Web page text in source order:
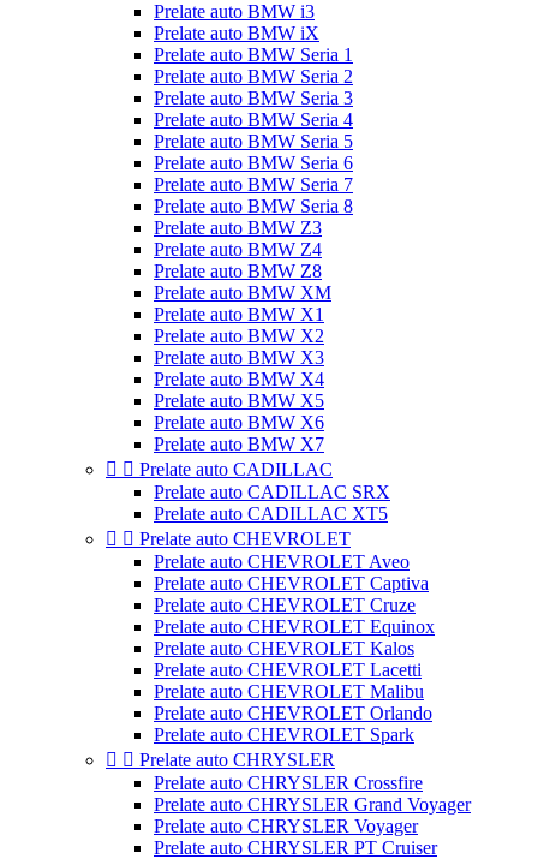
Prelate auto BMW i3
Prelate auto BMW iX
Prelate auto BMW Seria 1
Prelate auto BMW Seria 2
Prelate auto BMW Seria 3
Prelate auto BMW Seria 4
Prelate auto BMW Seria 5
Prelate auto BMW Seria 6
Prelate auto BMW Seria 7
Prelate auto BMW Seria 8
Prelate auto BMW Z3
Prelate auto BMW Z4
Prelate auto BMW Z8
Prelate auto BMW XM
Prelate auto BMW X1
Prelate auto BMW X2
Prelate auto BMW X3
Prelate auto BMW X4
Prelate auto BMW X5
Prelate auto BMW X6
Prelate auto BMW X7
  Prelate auto CADILLAC
Prelate auto CADILLAC SRX
Prelate auto CADILLAC XT5
  Prelate auto CHEVROLET
Prelate auto CHEVROLET Aveo
Prelate auto CHEVROLET Captiva
Prelate auto CHEVROLET Cruze
Prelate auto CHEVROLET Equinox
Prelate auto CHEVROLET Kalos
Prelate auto CHEVROLET Lacetti
Prelate auto CHEVROLET Malibu
Prelate auto CHEVROLET Orlando
Prelate auto CHEVROLET Spark
  Prelate auto CHRYSLER
Prelate auto CHRYSLER Crossfire
Prelate auto CHRYSLER Grand Voyager
Prelate auto CHRYSLER Voyager
Prelate auto CHRYSLER PT Cruiser